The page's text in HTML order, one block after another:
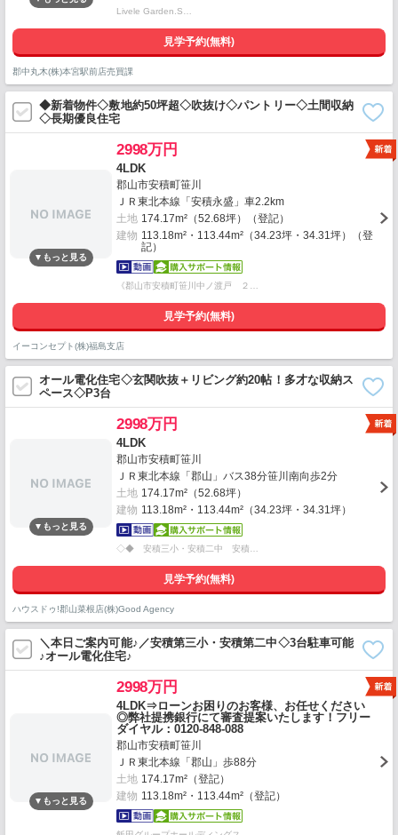
Livele Garden.S…
見学予約(無料)
郡中丸木(株)本宮駅前店売買課
◆新着物件◇敷地約50坪超◇吹抜け◇パントリー◇土間収納
◇長期優良住宅
2998万円
4LDK
郡山市安積町笹川
ＪＲ東北本線「安積永盛」車2.2km
土地 174.17m²（52.68坪）（登記）
建物 113.18m²・113.44m²（34.23坪・34.31坪）（登
記）
《郡山市安積町笹川中ノ渡戸 ２…
見学予約(無料)
イーコンセプト(株)福島支店
オール電化住宅◇玄関吹抜＋リビング約20帖！多才な収納ス
ペース◇P3台
2998万円
4LDK
郡山市安積町笹川
ＪＲ東北本線「郡山」バス38分笹川南向歩2分
土地 174.17m²（52.68坪）
建物 113.18m²・113.44m²（34.23坪・34.31坪）
◇◆ 安積三小・安積二中 安積…
見学予約(無料)
ハウスドゥ!郡山菜根店(株)Good Agency
＼本日ご案内可能♪／安積第三小・安積第二中◇3台駐車可能
♪オール電化住宅♪
2998万円
4LDK⇒ローンお困りのお客様、お任せください
◎弊社提携銀行にて審査提案いたします！フリー
ダイヤル：0120-848-088
郡山市安積町笹川
ＪＲ東北本線「郡山」歩88分
土地 174.17m²（登記）
建物 113.18m²・113.44m²（登記）